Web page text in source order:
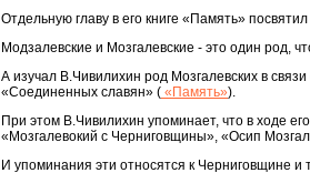
Отдельную главу в его книге «Память»
Модзалевские и Мозгалевские - это один род,
А изучал В.Чивилихин род Мозгалевских в
«Соединенных славян» ( «Память»).
При этом В.Чивилихин упоминает, что в ходе
«Мозгалевокий с Черниговщины», «Осип
И упоминания эти относятся к Черниговщине